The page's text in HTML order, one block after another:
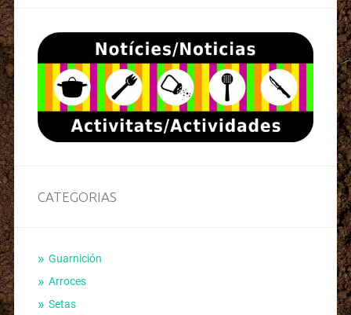
CATEGORIAS
Guarnición
Arroces
Setas